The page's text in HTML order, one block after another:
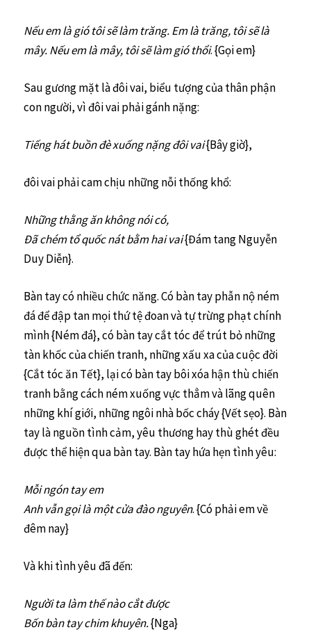
Nếu em là gió tôi sẽ làm trăng. Em là trăng, tôi sẽ là
mây. Nếu em là mây, tôi sẽ làm gió thổi. {Gọi em}
Sau gương mặt là đôi vai, biểu tượng của thân phận
con người, vì đôi vai phải gánh nặng:
Tiếng hát buồn đè xuống nặng đôi vai{Bây giờ},
đôi vai phải cam chịu những nỗi thống khổ:
Những thằng ăn không nói có,
Đã chém tổ quốc nát bằm hai vai{Đám tang Nguyễn
Duy Diễn}.
Bàn tay có nhiều chức năng. Có bàn tay phẫn nộ ném
đá để đập tan mọi thứ tệ đoan và tự trừng phạt chính
mình {Ném đá}, có bàn tay cắt tóc để trút bỏ những
tàn khốc của chiến tranh, những xấu xa của cuộc đời
{Cắt tóc ăn Tết}, lại có bàn tay bôi xóa hận thù chiến
tranh bằng cách ném xuống vực thẳm và lãng quên
những khí giới, những ngôi nhà bốc cháy {Vết sẹo}. Bàn
tay là nguồn tình cảm, yêu thương hay thù ghét đều
được thể hiện qua bàn tay. Bàn tay hứa hẹn tình yêu:
Mỗi ngón tay em
Anh vẫn gọi là một cửa đào nguyên. {Có phải em về
đêm nay}
Và khi tình yêu đã đến:
Người ta làm thế nào cắt được
Bốn bàn tay chim khuyên.{Nga}